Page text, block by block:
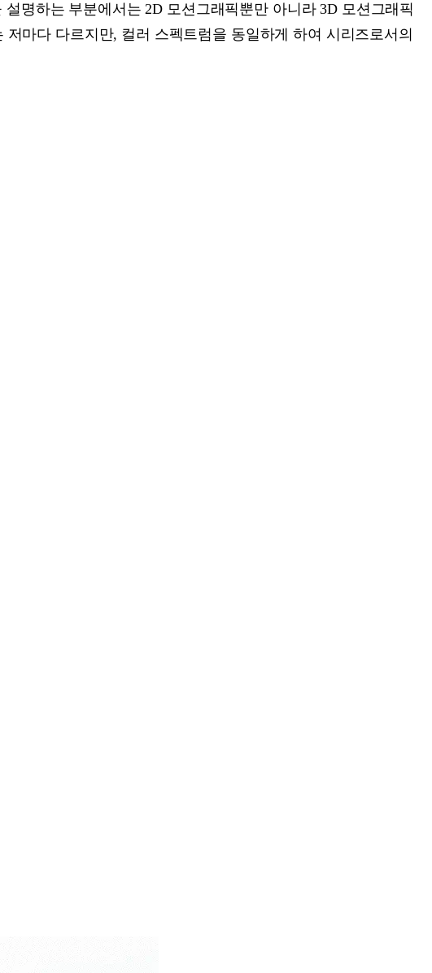
명하는 부분에서는 2D 모션그래픽뿐만 아니라 3D 모션그래픽
마다 다르지만, 컬러 스펙트럼을 동일하게 하여 시리즈로서의